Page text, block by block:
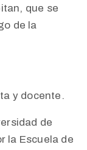
que se
de la
y docente.
de
la Escuela de